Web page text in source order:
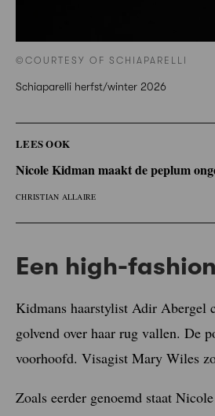
©COURTESY OF SCHIAPARELLI
Schiaparelli herfst/winter 2026
LEES OOK
Nicole Kidman maakt de peplum
CHRISTIAN ALLAIRE
Een high-
Kidmans haarstylist Adir Abergel
golvend over haar rug vallen. De
voorhoofd. Visagist Mary Wiles
Zoals eerder genoemd staat